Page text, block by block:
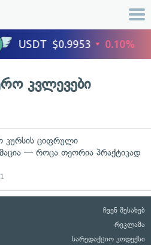
კვლევები
კურსის ციფრული
— როცა თეორია პრაქტიკად
ჩვენ შესახებ
რეკლამა
სარედაქციო კოდექსი